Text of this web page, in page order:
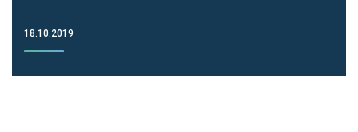
18.10.2019